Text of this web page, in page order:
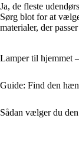
Ja, de fleste
Sørg blot for at
materialer, der
Lamper til hjemmet
Guide: Find den
Sådan vælger du